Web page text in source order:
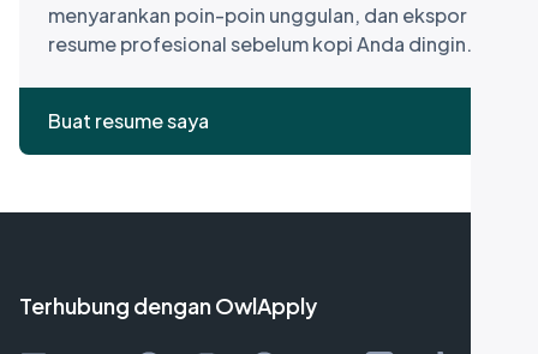
menyarankan poin-poin unggulan, dan ekspor
resume profesional sebelum kopi Anda dingin.
Buat resume saya
Terhubung dengan OwlApply